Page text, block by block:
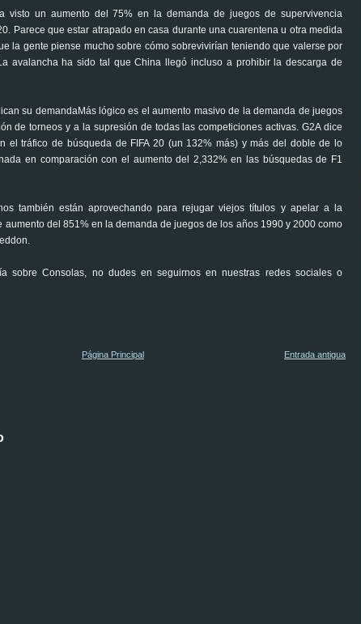
visto un aumento del 75% en la demanda de juegos de supervivencia
Parece que estar atrapado en casa durante una cuarentena u otra medida
la gente piense mucho sobre cómo sobrevivirían teniendo que valerse por
avalancha ha sido tal que China llegó incluso a prohibir la descarga de
su demandaMás lógico es el aumento masivo de la demanda de juegos
de torneos y a la supresión de todas las competiciones activas. G2A dice
el tráfico de búsqueda de FIFA 20 (un 132% más) y más del doble de lo
en comparación con el aumento del 2,332% en las búsquedas de F1
también están aprovechando para rejugar viejos títulos y apelar a la
aumento del 851% en la demanda de juegos de los años 1990 y 2000 como
sobre Consolas, no dudes en seguirnos en nuestras redes sociales o
Entrada antigua
Página Principal